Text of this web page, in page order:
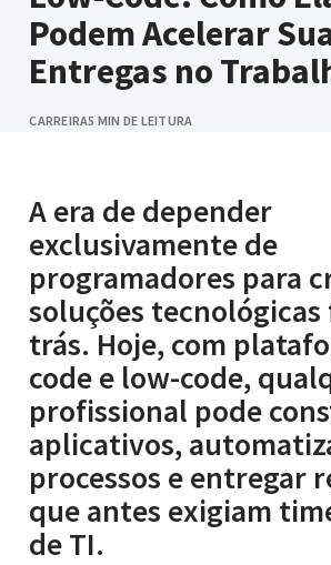
Podem Acelerar
Entregas no
CARREIRA5 MIN DE LEITURA
A era de depender
exclusivamente de
programadores para
soluções
trás. Hoje, com
code e low-code,
profissional pode
aplicativos,
processos e entregar
que antes exigiam
de TI.